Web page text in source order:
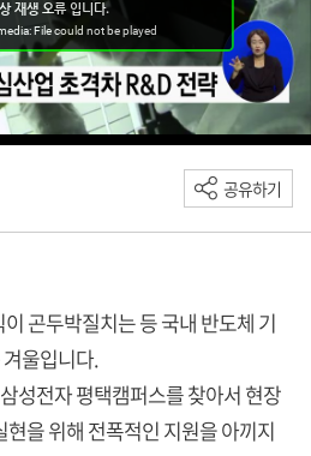
공유하기
곤두박질치는 등 국내 반도체 기
울입니다.
성전자 평택캠퍼스를 찾아서 현장
을 위해 전폭적인 지원을 아끼지